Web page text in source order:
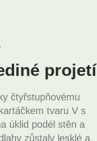
projetí
čtyřstupňovému
tvaru V s
úklid podél stěn a
zůstaly lesklé a